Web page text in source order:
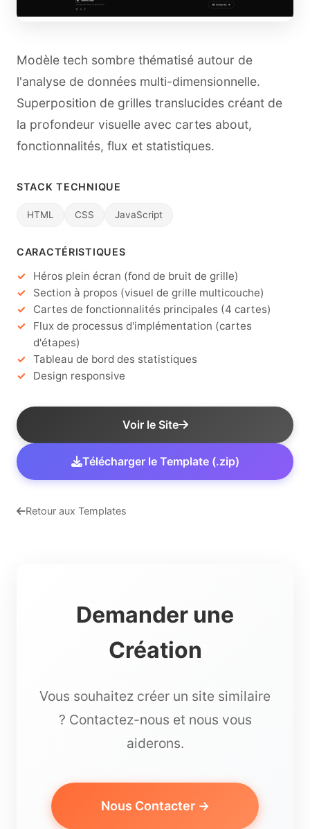
Modèle tech sombre thématisé autour de
l'analyse de données multi-dimensionnelle.
Superposition de grilles translucides créant de
la profondeur visuelle avec cartes about,
fonctionnalités, flux et statistiques.
STACK TECHNIQUE
HTML CSS JavaScript
CARACTÉRISTIQUES
Héros plein écran (fond de bruit de grille)
Section à propos (visuel de grille multicouche)
Cartes de fonctionnalités principales (4 cartes)
Flux de processus d'implémentation (cartes
d'étapes)
Tableau de bord des statistiques
Design responsive
Voir le Site
Télécharger le Template (.zip)
Retour aux Templates
Demander une
Création
Vous souhaitez créer un site similaire
? Contactez-nous et nous vous
aiderons.
Nous Contacter →